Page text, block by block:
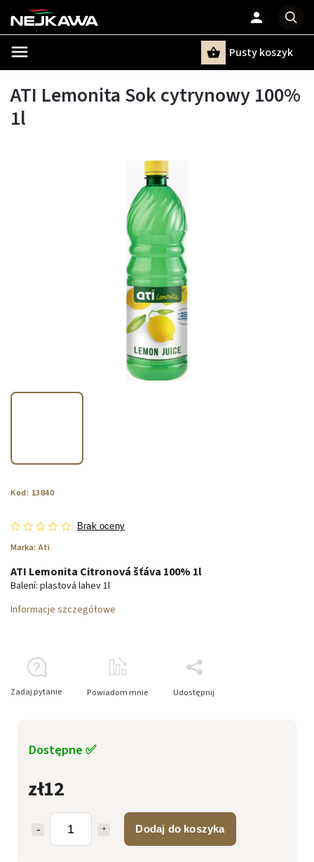
Pusty koszyk
ATI Lemonita Sok cytrynowy 100%
1l
Kod: 13840
Brak oceny
Marka: Ati
zł12
Dodaj do koszyka
Dostępne ✅
ATI Lemonita Citronová šťáva 100% 1l
Balení: plastová lahev 1l
Informacje szczegółowe
Zadaj pytanie Powiadom mnie Udostępnij